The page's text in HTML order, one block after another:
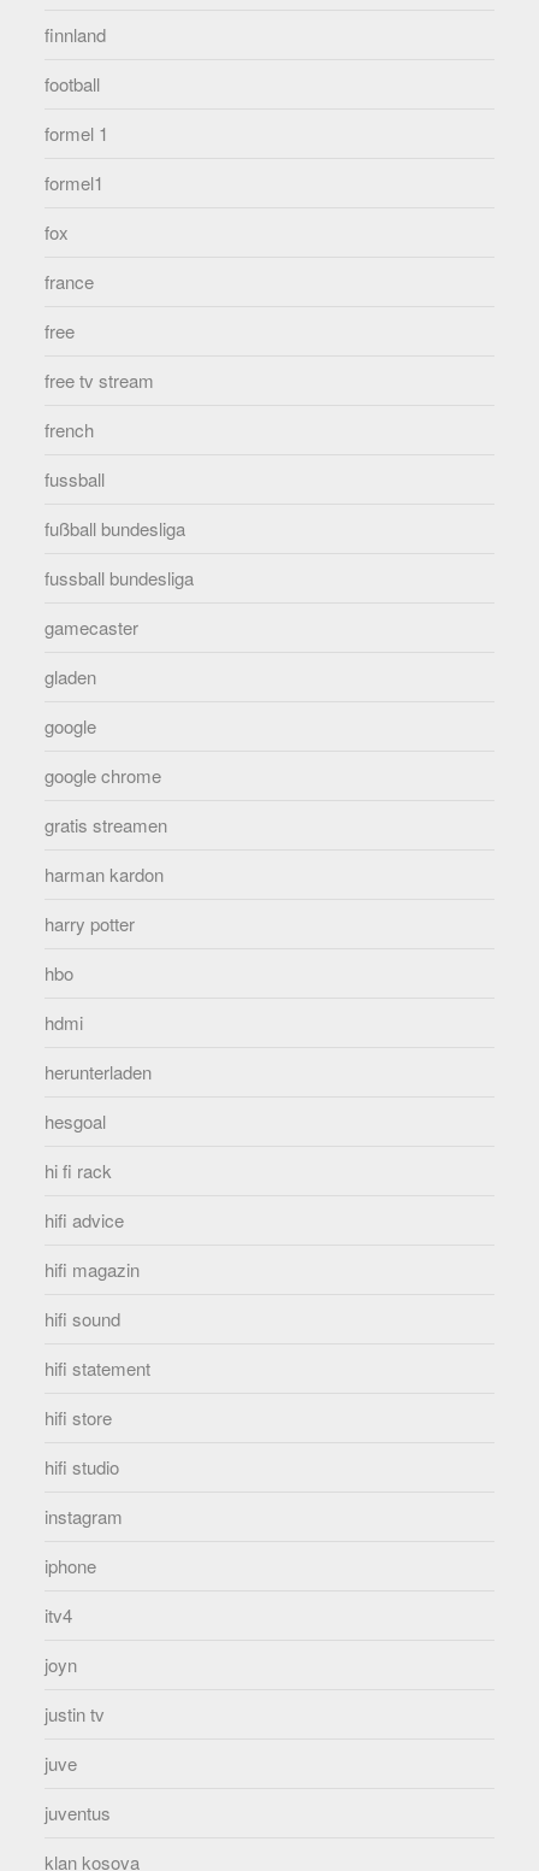
finnland
football
formel 1
formel1
fox
france
free
free tv stream
french
fussball
fußball bundesliga
fussball bundesliga
gamecaster
gladen
google
google chrome
gratis streamen
harman kardon
harry potter
hbo
hdmi
herunterladen
hesgoal
hi fi rack
hifi advice
hifi magazin
hifi sound
hifi statement
hifi store
hifi studio
instagram
iphone
itv4
joyn
justin tv
juve
juventus
klan kosova